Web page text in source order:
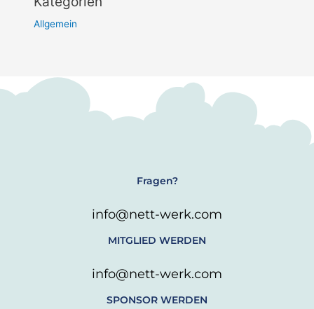
Allgemein
Fragen?
info@nett-werk.com
MITGLIED WERDEN
info@nett-werk.com
SPONSOR WERDEN